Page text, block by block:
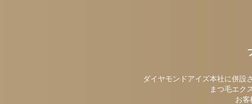
ダイヤモンドアイズ本社に併設
まつ毛エク
お客